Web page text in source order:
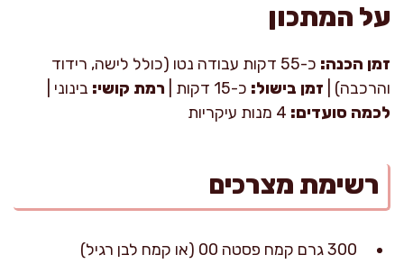
על המתכון
זמן הכנה:
כ-55 דקות עבודה נטו (כולל לישה, רידוד
והרכבה) | זמן בישול: כ-15 דקות | רמת קושי: בינוני |
לכמה סועדים:
רשימת מצרכים
300 גרם קמח פסטה 00 (או קמח לבן רגיל)